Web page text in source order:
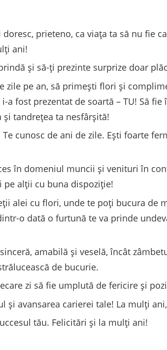
prieteno, ca viața ta să nu fie
ani!
și să-ți prezinte surprize doar
zile pe an, să primești flori și
fost prezentat de soartă – TU! Să fie
tandrețea ta nesfârșită!
cunosc de ani de zile. Ești foarte
în domeniul muncii și venituri în
pe alții cu buna dispoziție!
alei cu flori, unde te poți bucura de
o dată o furtună te va prinde
amabilă și veselă, încât
de bucurie.
zi să fie umplută de fericire și
avansarea carierei tale! La mulți
tău. Felicitări și la mulți ani!